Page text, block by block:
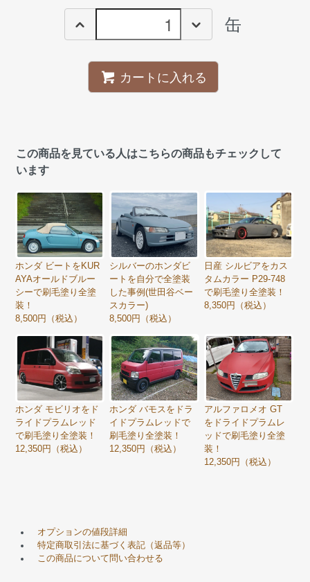
缶
カートに入れる
この商品を見ている人はこちらの商品もチェックして
います
ホンダ ビートをKUR
AYAオールドブルー
シーで刷毛塗り全塗
装！
8,500円（税込）
シルバーのホンダビ
ートを自分で全塗装
した事例(世田谷ベー
スカラー)
8,500円（税込）
日産 シルビアをカス
タムカラー P29-748
で刷毛塗り全塗装！
8,350円（税込）
ホンダ モビリオをド
ライドプラムレッド
で刷毛塗り全塗装！
12,350円（税込）
ホンダ バモスをドラ
イドプラムレッドで
刷毛塗り全塗装！
12,350円（税込）
アルファロメオ GT
をドライドプラムレ
ッドで刷毛塗り全塗
装！
12,350円（税込）
オプションの値段詳細
特定商取引法に基づく表記（返品等）
この商品について問い合わせる